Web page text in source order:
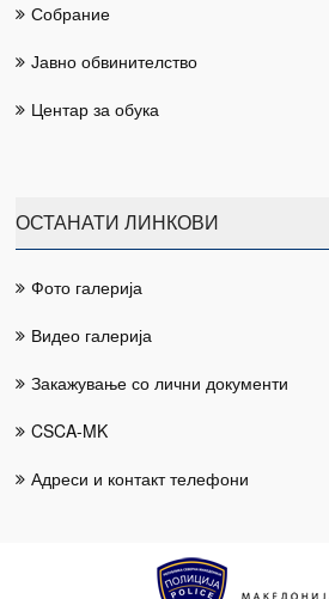
Собрание
Јавно обвинителство
Центар за обука
ОСТАНАТИ ЛИНКОВИ
Фото галерија
Видео галерија
Закажување со лични документи
CSCA-MK
Адреси и контакт телефони